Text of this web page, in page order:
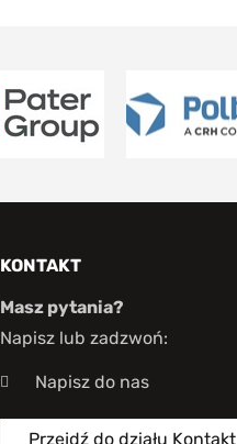
KONTAKT
Masz pytania?
Napisz lub zadzwoń:
Napisz do nas
Przejdź do działu Kontakt